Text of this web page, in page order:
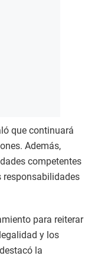
que continuará
Además,
competentes
responsabilidades
para reiterar
y los
la